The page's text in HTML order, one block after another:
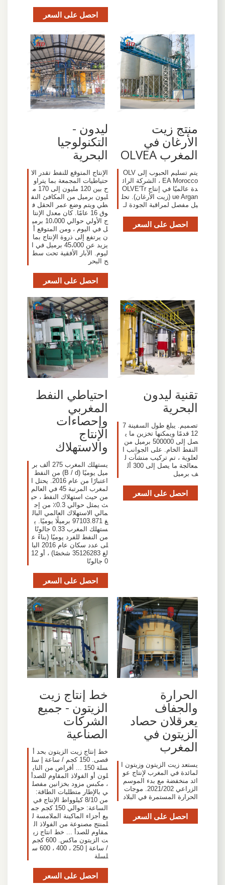
احصل على السعر
منتج زيت
الأرغان في
المغرب OLVEA
يتم تسليم الحبوب إلى OLV
EA Morocco ، الشركة الرائ
دة عالميًا في إنتاج OLVE'Tr
ue Argan (زيت الأرغان). تحل
يل مفصل لمراقبة الجودة لـ
احصل على السعر
ليدون -
التكنولوجيا
البحرية
الإنتاج المتوقع للنفط تقدر الا
حتياطيات المجمعة بما يتراو
ح بين 120 مليون إلى 170 م
ليون برميل من المكافئ النف
طي ويتم وضع عمر الحقل ف
وق 16 عامًا. كان معدل الإنتا
ج الأولي حوالي 10،000 برمي
ل في اليوم ، ومن المتوقع أ
ن يرتفع إلى ذروة الإنتاج بما
يزيد عن 45،000 برميل في ا
ليوم. الآبار الأفقية تحت سط
ح البحر
احصل على السعر
تقنية ليدون
البحرية
تصميم. يبلغ طول السفينة 7
12 قدمًا ويمكنها تخزين ما ي
صل إلى 500000 برميل من
النفط الخام. على الجوانب ا
لعلوية ، تم تركيب منشآت ل
معالجة ما يصل إلى 300 أل
ف برميل
احصل على السعر
احتياطي النفط
المغربي
وإحصاءات
الإنتاج
والاستهلاك
يستهلك المغرب 275 ألف بر
ميل يوميًا (B / d) من النفط
اعتبارًا من عام 2016. يحتل ا
لمغرب المرتبة 45 في العالم
من حيث استهلاك النفط ، حي
ث يمثل حوالي 0.3٪ من إج
مالي الاستهلاك العالمي البال
غ 97103.871 برميلًا يوميًا. ي
ستهلك المغرب 0.33 جالونًا
من النفط للفرد يوميًا (بناءً ع
لى عدد سكان عام 2016 البا
لغ 35126283 شخصًا) ، أو 12
0 جالونًا
احصل على السعر
الحرارة
والجفاف
يعرقلان حصاد
الزيتون في
المغرب
يستعد زيت الزيتون وزيتون ا
لمائدة في المغرب لإنتاج عو
ائد منخفضة مع بدء الموسم
الزراعي 2021/202. موجات
الحرارة المستمرة في البلاد
احصل على السعر
خط إنتاج زيت
الزيتون - جميع
الشركات
الصناعية
خط إنتاج زيت الزيتون بحد أ
قصى. 150 كجم / ساعة | سل
سلة 150 ... أقراص من الناي
لون أو الفولاذ المقاوم للصدأ
، مكبس مزود بخزانين مفصل
ي بالإطار متطلبات الطاقة:
من 8/10 كيلوواط الإنتاج في
الساعة: حوالي 150 كجم جم
يع أجزاء الماكينة الملامسة ل
لمنتج مصنوعة من الفولاذ ال
مقاوم للصدأ ... خط انتاج زي
ت الزيتون ماكس. 600 كجم
/ ساعة | 250 ، 400 ، 600 س
لسلة
احصل على السعر